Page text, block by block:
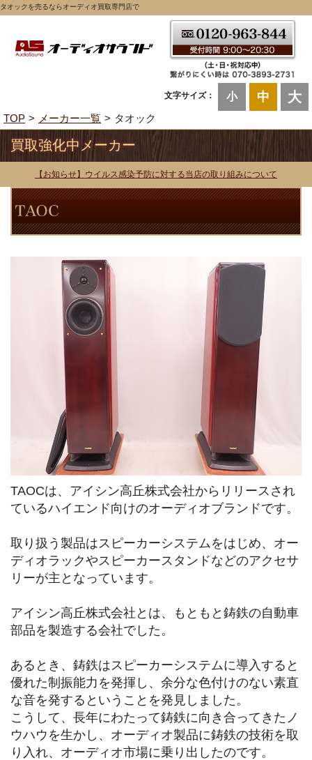
タオックを売るならオーディオ買取専門店で
文字サイズ： 小 中 大
TOP メーカー一覧 タオック
買取強化中メーカー
【お知らせ】ウイルス感染予防に対する当店の取り組みについて
TAOCは、アイシン高丘株式会社からリリースされ
ているハイエンド向けのオーディオブランドです。
取り扱う製品はスピーカーシステムをはじめ、オー
ディオラックやスピーカースタンドなどのアクセサ
リーが主となっています。
アイシン高丘株式会社とは、もともと鋳鉄の自動車
部品を製造する会社でした。
あるとき、鋳鉄はスピーカーシステムに導入すると
優れた制振能力を発揮し、余分な色付けのない素直
な音を発するということを発見しました。
こうして、長年にわたって鋳鉄に向き合ってきたノ
ウハウを生かし、オーディオ製品に鋳鉄の技術を取
り入れ、オーディオ市場に乗り出したのです。